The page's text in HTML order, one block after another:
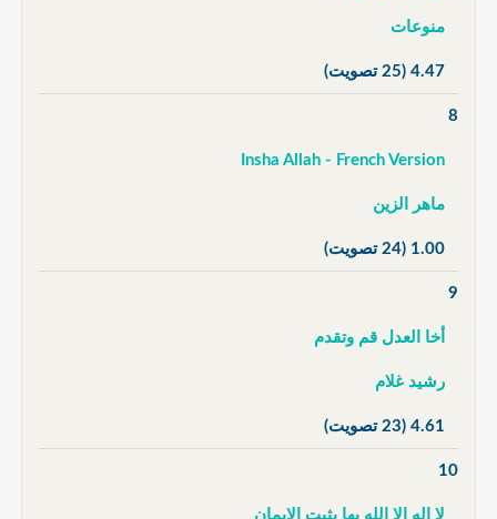
منوعات
4.47 (25 تصويت)
8
Insha Allah - French Version
ماهر الزين
1.00 (24 تصويت)
9
أخا العدل قم وتقدم
رشيد غلام
4.61 (23 تصويت)
10
لا إله إلا الله بها يثبت الإيمان